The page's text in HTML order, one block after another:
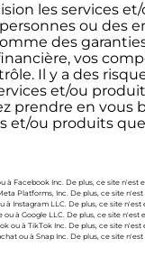
les services
ou des
des
vos
Il y a des
et/ou
prendre en vous
et/ou produits
à Facebook Inc. De plus, ce site
Platforms, Inc. De plus, ce site
Instagram LLC. De plus, ce site
à Google LLC. De plus, ce site
ou à TikTok Inc. De plus, ce site
ou à Snap Inc. De plus, ce site